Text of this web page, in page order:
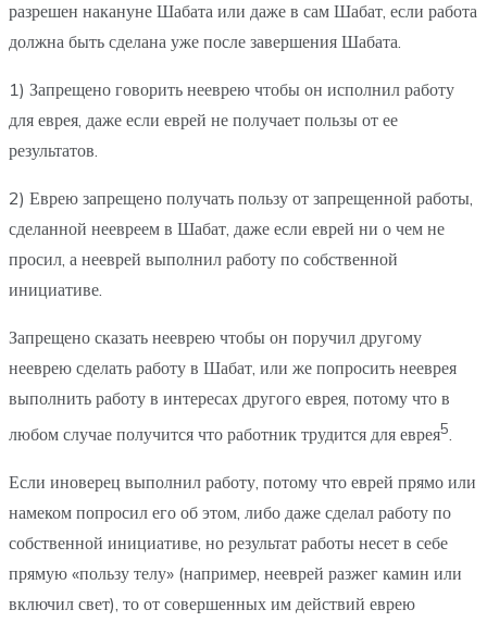
разрешен накануне Шабата или даже в сам Шабат, если работа
должна быть сделана уже после завершения Шабата.
1) Запрещено говорить нееврею чтобы он исполнил работу
для еврея, даже если еврей не получает пользы от ее
результатов.
2) Еврею запрещено получать пользу от запрещенной работы,
сделанной неевреем в Шабат, даже если еврей ни о чем не
просил, а нееврей выполнил работу по собственной
инициативе.
Запрещено сказать нееврею чтобы он поручил другому
нееврею сделать работу в Шабат, или же попросить нееврея
выполнить работу в интересах другого еврея, потому что в
любом случае получится что работник трудится для еврея5.
Если иноверец выполнил работу, потому что еврей прямо или
намеком попросил его об этом, либо даже сделал работу по
собственной инициативе, но результат работы несет в себе
прямую «пользу телу» (например, нееврей разжег камин или
включил свет), то от совершенных им действий еврею